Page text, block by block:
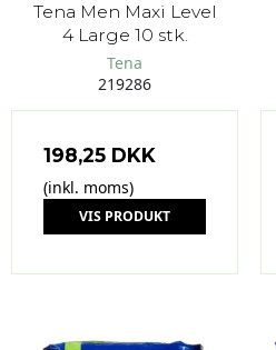
Tena Men Maxi Level
4 Large 10 stk.
Tena
219286
198,25 DKK
(inkl. moms)
VIS PRODUKT